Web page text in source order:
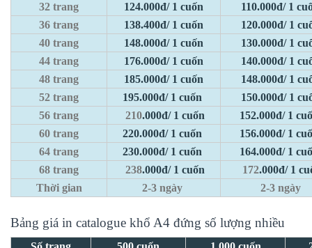
32 trang
124.000đ/ 1 cuốn
110.000đ/ 1
36 trang
138.400đ/ 1 cuốn
120.000đ/ 1
40 trang
148.000đ/ 1 cuốn
130.000đ/ 1
44 trang
176.000đ/ 1 cuốn
140.000đ/ 1
48 trang
185.000đ/ 1 cuốn
148.000đ/ 1
52 trang
195.000đ/ 1 cuốn 150.000đ/ 1
56 trang
210.000đ/ 1 cuốn
152.000đ/ 1
60 trang
220.000đ/ 1 cuốn
156.000đ/ 1
64 trang
230.000đ/ 1 cuốn
164.000đ/ 1
68 trang
238.000đ/ 1 cuốn 172.000đ/ 1
Thời gian
2-3 ngày 2-3 ngày
Bảng giá in catalogue khổ A4 đứng số lượng nhiều